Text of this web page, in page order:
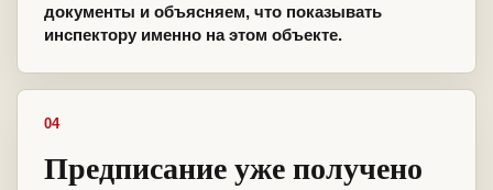
документы и объясняем, что показывать
инспектору именно на этом объекте.
04
Предписание уже получено